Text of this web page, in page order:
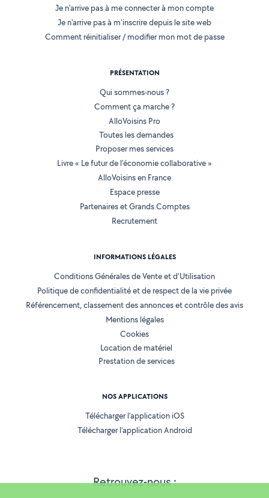
Retrouvez-nous :
Je n'arrive pas à me connecter à mon compte
Je n'arrive pas à m'inscrire depuis le site web
Comment réinitialiser / modifier mon mot de passe
PRÉSENTATION
Qui sommes-nous ?
Comment ça marche ?
AlloVoisins Pro
Toutes les demandes
Proposer mes services
Livre « Le futur de l'économie collaborative »
AlloVoisins en France
Espace presse
Partenaires et Grands Comptes
Recrutement
INFORMATIONS LÉGALES
Conditions Générales de Vente et d'Utilisation
Politique de confidentialité et de respect de la vie privée
Référencement, classement des annonces et contrôle des avis
Mentions légales
Cookies
Location de matériel
Prestation de services
NOS APPLICATIONS
Télécharger l’application iOS
Télécharger l’application Android